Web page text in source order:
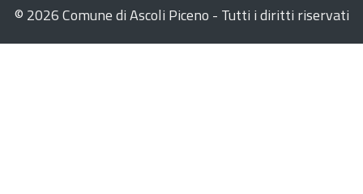
© 2026 Comune di Ascoli Piceno - Tutti i diritti riservati